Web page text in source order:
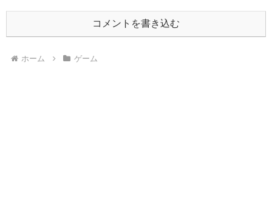
コメントを書き込む
ホーム ゲーム